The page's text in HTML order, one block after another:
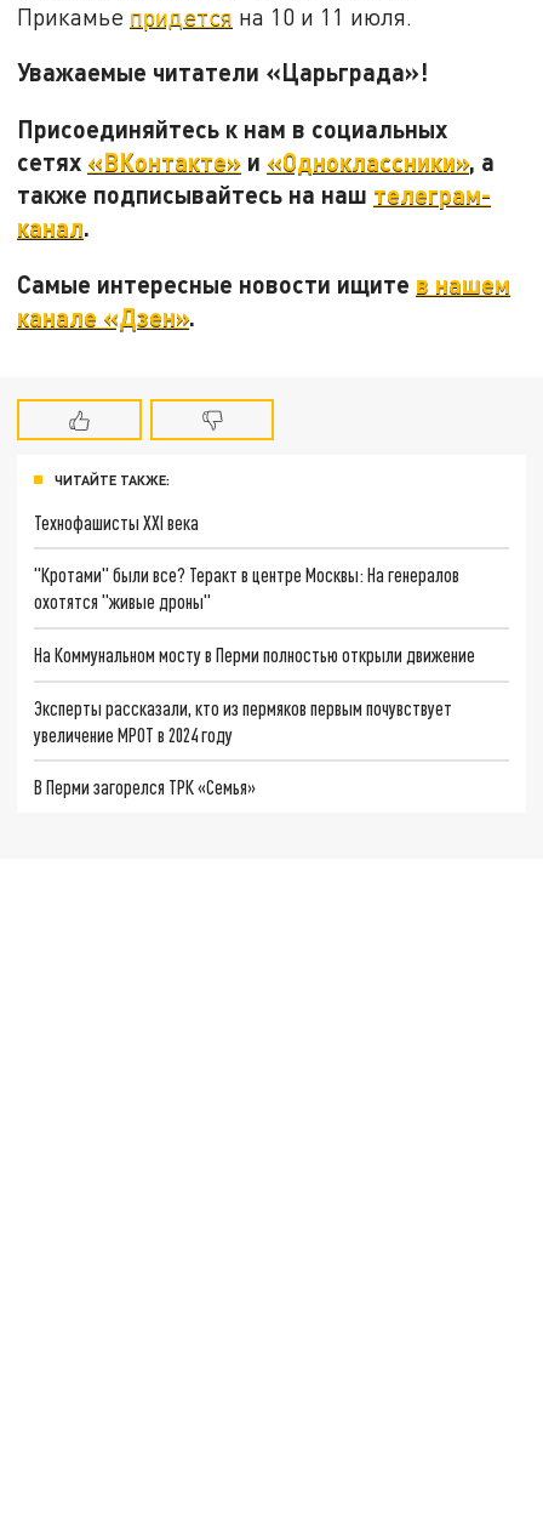
Прикамье придется на 10 и 11 июля.
Уважаемые читатели «Царьграда»!
Присоединяйтесь к нам в социальных
сетях «ВКонтакте» и «Одноклассники», а
также подписывайтесь на наш телеграм-
канал.
Самые интересные новости ищите в нашем
канале «Дзен».
ЧИТАЙТЕ ТАКЖЕ:
Технофашисты XXI века
"Кротами" были все? Теракт в центре Москвы: На генералов
охотятся "живые дроны"
На Коммунальном мосту в Перми полностью открыли движение
Эксперты рассказали, кто из пермяков первым почувствует
увеличение МРОТ в 2024 году
В Перми загорелся ТРК «Семья»